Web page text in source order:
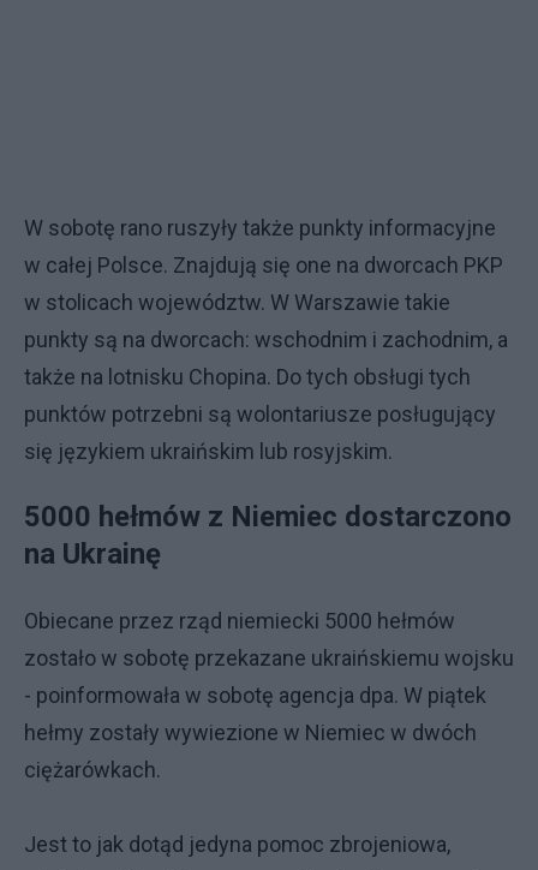
W sobotę rano ruszyły także punkty informacyjne
w całej Polsce. Znajdują się one na dworcach PKP
w stolicach województw. W Warszawie takie
punkty są na dworcach: wschodnim i zachodnim, a
także na lotnisku Chopina. Do tych obsługi tych
punktów potrzebni są wolontariusze posługujący
się językiem ukraińskim lub rosyjskim.
5000 hełmów z Niemiec dostarczono
na Ukrainę
Obiecane przez rząd niemiecki 5000 hełmów
zostało w sobotę przekazane ukraińskiemu wojsku
- poinformowała w sobotę agencja dpa. W piątek
hełmy zostały wywiezione w Niemiec w dwóch
ciężarówkach.
Jest to jak dotąd jedyna pomoc zbrojeniowa,